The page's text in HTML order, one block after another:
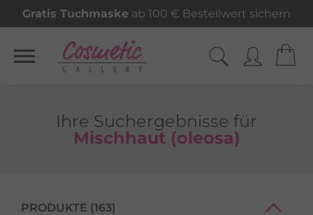
Gratis Tuchmaske ab 100 € Bestellwert sichern
Ihre Such­ergeb­nisse für
Mischhaut (oleosa)
PRODUKTE (163)